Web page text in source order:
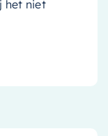
het niet